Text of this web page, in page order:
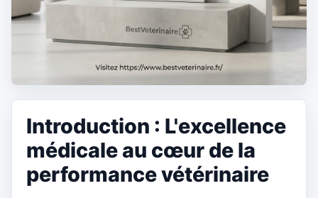
Introduction : L'excellence
médicale au cœur de la
performance vétérinaire